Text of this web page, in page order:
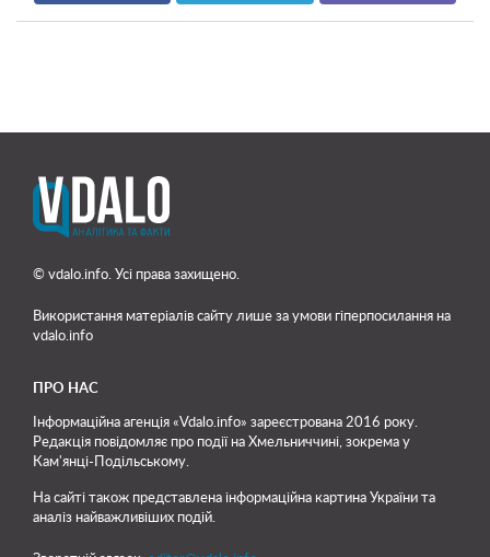
© vdalo.info. Усі права захищено.
Використання матеріалів сайту лише за умови гіперпосилання на
vdalo.info
ПРО НАС
Інформаційна агенція «Vdalo.info» зареєстрована 2016 року.
Редакція повідомляє про події на Хмельниччині, зокрема у
Кам'янці-Подільському.
На сайті також представлена інформаційна картина України та
аналіз найважливіших подій.